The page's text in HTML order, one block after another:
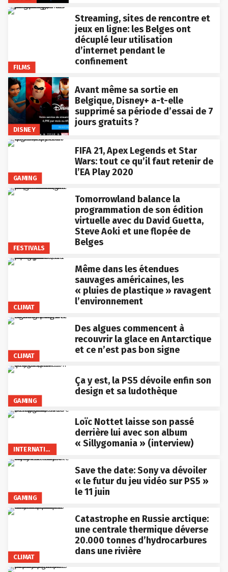
FILMS
Streaming, sites de rencontre et
jeux en ligne: les Belges ont
décuplé leur utilisation
d’internet pendant le
confinement
DISNEY
Avant même sa sortie en
Belgique, Disney+ a-t-elle
supprimé sa période d’essai de 7
jours gratuits ?
GAMING
FIFA 21, Apex Legends et Star
Wars: tout ce qu’il faut retenir de
l’EA Play 2020
FESTIVALS
Tomorrowland balance la
programmation de son édition
virtuelle avec du David Guetta,
Steve Aoki et une flopée de
Belges
CLIMAT
Même dans les étendues
sauvages américaines, les
« pluies de plastique » ravagent
l’environnement
CLIMAT
Des algues commencent à
recouvrir la glace en Antarctique
et ce n’est pas bon signe
GAMING
Ça y est, la PS5 dévoile enfin son
design et sa ludothèque
INTERNATIONAL
Loïc Nottet laisse son passé
derrière lui avec son album
« Sillygomania » (interview)
GAMING
Save the date: Sony va dévoiler
« le futur du jeu vidéo sur PS5 »
le 11 juin
CLIMAT
Catastrophe en Russie arctique:
une centrale thermique déverse
20.000 tonnes d’hydrocarbures
dans une rivière